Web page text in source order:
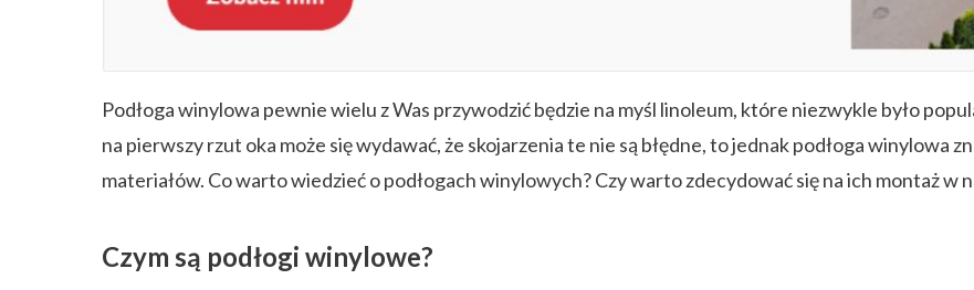
Podłoga winylowa pewnie wielu z Was przywodzić będzie na myśl linoleum, które niezwykle było
na pierwszy rzut oka może się wydawać, że skojarzenia te nie są błędne, to jednak podłoga winylowa
materiałów. Co warto wiedzieć o podłogach winylowych? Czy warto zdecydować się na ich montaż w
Czym są podłogi winylowe?